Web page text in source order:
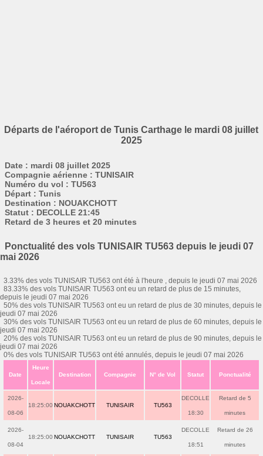
Départs de l'aéroport de Tunis Carthage le mardi 08 juillet
2025
Date : mardi 08 juillet 2025
Compagnie aérienne : TUNISAIR
Numéro du vol : TU563
Départ : Tunis
Destination : NOUAKCHOTT
Statut : DECOLLE 21:45
Retard de 3 heures et 20 minutes
Ponctualité des vols TUNISAIR TU563 depuis le jeudi 07
mai 2026
3.33% des vols TUNISAIR TU563 ont été à l'heure , depuis le jeudi 07 mai 2026
83.33% des vols TUNISAIR TU563 ont eu un retard de plus de 15 minutes,
depuis le jeudi 07 mai 2026
50% des vols TUNISAIR TU563 ont eu un retard de plus de 30 minutes, depuis le
jeudi 07 mai 2026
30% des vols TUNISAIR TU563 ont eu un retard de plus de 60 minutes, depuis le
jeudi 07 mai 2026
20% des vols TUNISAIR TU563 ont eu un retard de plus de 90 minutes, depuis le
jeudi 07 mai 2026
0% des vols TUNISAIR TU563 ont été annulés, depuis le jeudi 07 mai 2026
Date
Heure
Locale
Destination Compagnie N° de Vol Statut Ponctualité
2026-
08-06
18:25:00 NOUAKCHOTT TUNISAIR TU563
DECOLLE
18:30
Retard de 5
minutes
2026-
08-04
18:25:00 NOUAKCHOTT TUNISAIR TU563
DECOLLE
18:51
Retard de 26
minutes